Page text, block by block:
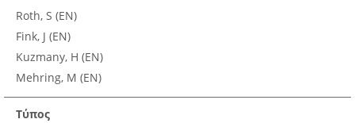
Roth, S (EN)
Fink, J (EN)
Kuzmany, H (EN)
Mehring, M (EN)
Τύπος